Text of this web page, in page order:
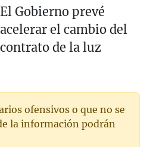
El Gobierno prevé
acelerar el cambio del
contrato de la luz
ofensivos o que no se
la información podrán